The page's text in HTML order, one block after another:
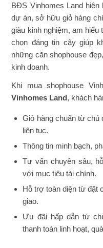
BĐS Vinhomes Land
dự án, sở hữu giỏ hàng
giàu kinh nghiệm, am
chọn đáng tin cậy giúp
những căn shophouse
kinh doanh.
Khi mua shophouse
Vinhomes Land, khách
Giỏ hàng chuẩn từ chủ
liên tục.
Thông tin minh bạch,
Tư vấn chuyên sâu,
với mục tiêu tài chính.
Hỗ trợ toàn diện từ đặt
giao.
Ưu đãi hấp dẫn từ
thanh toán linh hoạt,